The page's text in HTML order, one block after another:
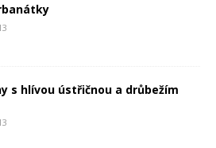
s hlívou ústřičnou a drůbežím